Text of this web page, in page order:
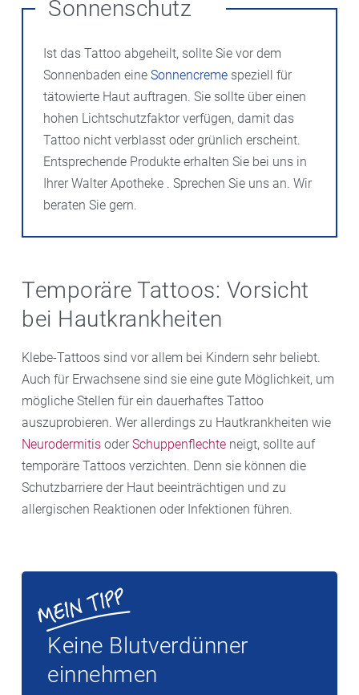
Sonnenschutz
Ist das Tattoo abgeheilt, sollte Sie vor dem
Sonnenbaden eine Sonnencreme speziell für
tätowierte Haut auftragen. Sie sollte über einen
hohen Lichtschutzfaktor verfügen, damit das
Tattoo nicht verblasst oder grünlich erscheint.
Entsprechende Produkte erhalten Sie bei uns in
Ihrer Walter Apotheke . Sprechen Sie uns an. Wir
beraten Sie gern.
Temporäre Tattoos: Vorsicht
bei Hautkrankheiten
Klebe-Tattoos sind vor allem bei Kindern sehr beliebt.
Auch für Erwachsene sind sie eine gute Möglichkeit, um
mögliche Stellen für ein dauerhaftes Tattoo
auszuprobieren. Wer allerdings zu Hautkrankheiten wie
Neurodermitis oder Schuppenflechte neigt, sollte auf
temporäre Tattoos verzichten. Denn sie können die
Schutzbarriere der Haut beeinträchtigen und zu
allergischen Reaktionen oder Infektionen führen.
Keine Blutverdünner
einnehmen